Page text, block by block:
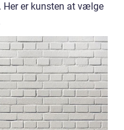
er kunsten at vælge